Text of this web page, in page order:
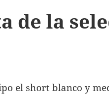
de la
el short blanco y